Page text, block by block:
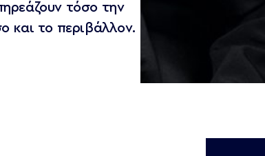
τόσο την
και το περιβάλλον.